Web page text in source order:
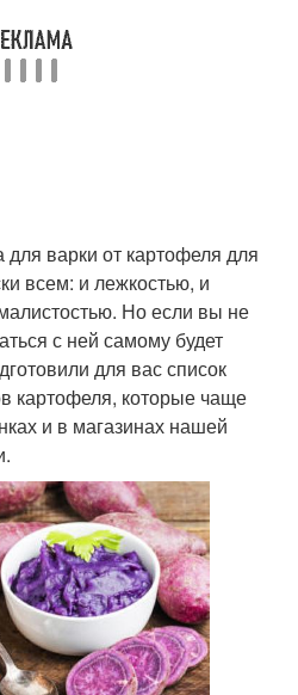
варки от картофеля для
всем: и лежкостью, и
Но если вы не
с ней самому будет
для вас список
картофеля, которые чаще
и в магазинах нашей